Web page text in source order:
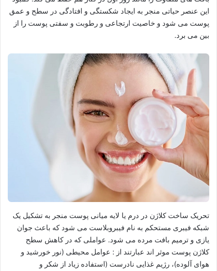
این عنصر حیاتی منجر به ایجاد شکستگی و افتادگی در سطح و عمق
پوست می شود و خاصیت ارتجاعی و رطوبت و سفتی پوست را از
بین می برد.
تحریک ساخت کلاژن در درم یا لایه میانی پوست منجر به تشکیل یک
شبکه فیبری مستحکم به نام فیبروبلاست می شود که باعث جوان
یازی و ترمیم بافت مرده می شود. عواملی که در کاهش سطح
کلاژن پوست موثر اند عبارتند از : عوامل محیطی (نور خورشید و
هوای آلوده)، رژیم غذایی نادرست (استفاده زیاد از شکر و